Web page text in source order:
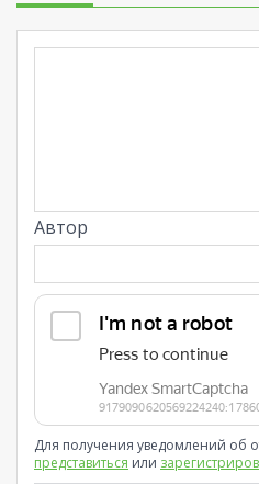
Автор
Для получения уведомлений об
представиться или